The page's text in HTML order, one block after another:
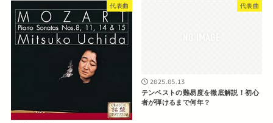
代表曲 代表曲
2025.05.13
テンペストの難易度を徹底解説！初心
者が弾けるまで何年？